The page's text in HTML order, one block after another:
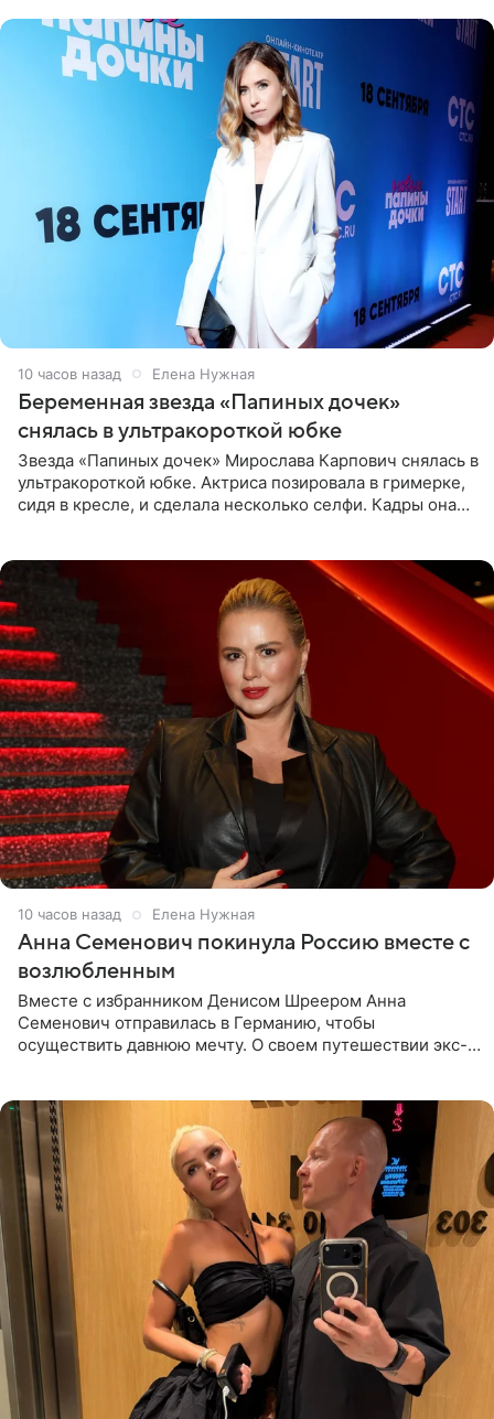
10 часов назад Елена Нужная
Беременная звезда «Папиных дочек»
снялась в ультракороткой юбке
Звезда «Папиных дочек» Мирослава Карпович снялась в
ультракороткой юбке. Актриса позировала в гримерке,
сидя в кресле, и сделала несколько селфи. Кадры она
10 часов назад Елена Нужная
Анна Семенович покинула Россию вместе с
возлюбленным
Вместе с избранником Денисом Шреером Анна
Семенович отправилась в Германию, чтобы
осуществить давнюю мечту. О своем путешествии экс-